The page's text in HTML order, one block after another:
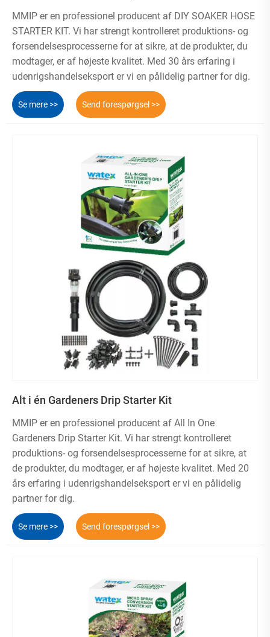
MMIP er en professionel producent af DIY SOAKER HOSE
STARTER KIT. Vi har strengt kontrolleret produktions- og
forsendelsesprocesserne for at sikre, at de produkter, du
modtager, er af højeste kvalitet. Med 30 års erfaring i
udenrigshandelseksport er vi en pålidelig partner for dig.
Se mere >> Send forespørgsel >>
Alt i én Gardeners Drip Starter Kit
MMIP er en professionel producent af All In One
Gardeners Drip Starter Kit. Vi har strengt kontrolleret
produktions- og forsendelsesprocesserne for at sikre, at
de produkter, du modtager, er af højeste kvalitet. Med 20
års erfaring i udenrigshandelseksport er vi en pålidelig
partner for dig.
Se mere >> Send forespørgsel >>